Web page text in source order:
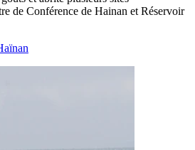
de Conférence de Hainan et Réservoir